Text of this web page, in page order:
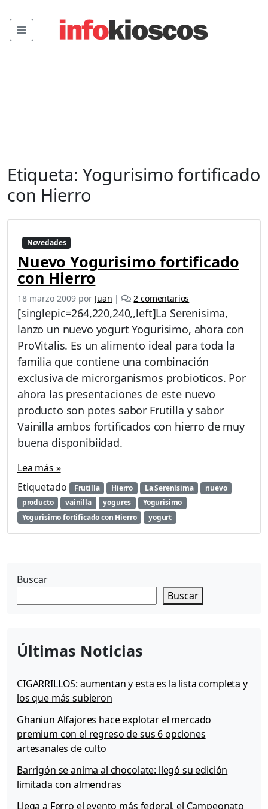
Menu
Etiqueta: Yogurisimo fortificado
con Hierro
Novedades
Nuevo Yogurisimo fortificado
con Hierro
18 marzo 2009 por Juan | 2 comentarios
n
u
e
v
o
Y
o
g
u
m
r
i
c
o
H
r
r
[singlepic=264,220,240,,left]La Serenisima,
lanzo un nuevo yogurt Yogurisimo, ahora con
ProVitalis. Es un alimento ideal para toda la
familia que contiene una combinación
exclusiva de microrganismos probioticos. Por
ahora las presentaciones de este nuevo
producto son potes sabor Frutilla y sabor
Vainilla ambos fortificados con hierro de muy
buena disponibiidad.
Lea más »
Etiquetado
Frutilla Hierro La Serenísima
nuevo
producto
vainilla yogures
Yogurisimo
Yogurisimo fortificado con Hierro
yogurt
Buscar
Buscar
Últimas Noticias
CIGARRILLOS: aumentan y esta es la lista completa y
los que más subieron
Ghaniun Alfajores hace explotar el mercado
premium con el regreso de sus 6 opciones
artesanales de culto
Barrigón se anima al chocolate: llegó su edición
limitada con almendras
Llega a Ferro el evento más federal, el Campeonato